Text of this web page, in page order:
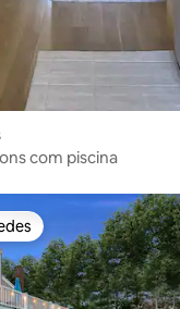
com piscina